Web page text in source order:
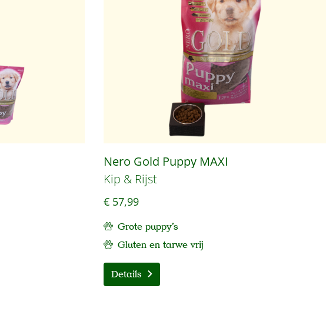
Nero Gold Puppy MAXI
Kip & Rijst
€ 57,99
Grote puppy's
Gluten en tarwe vrij
Details